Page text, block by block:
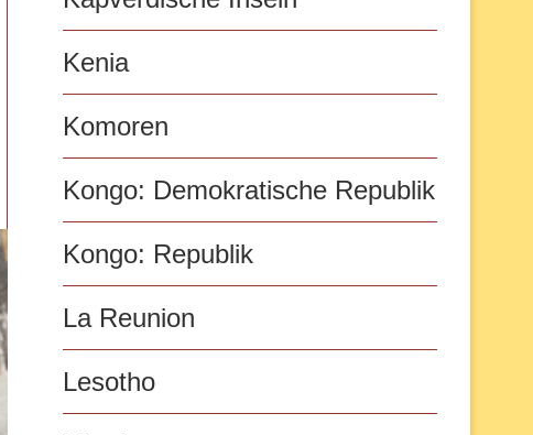
Kenia
Komoren
Kongo: Demokratische Republik
Kongo: Republik
La Reunion
Lesotho